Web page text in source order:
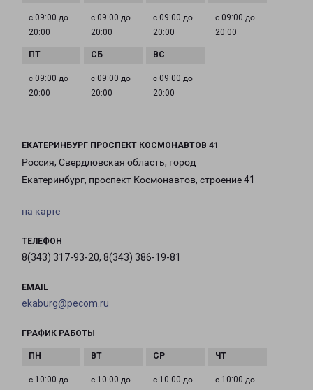
с 09:00 до
20:00
с 09:00 до
20:00
с 09:00 до
20:00
с 09:00 до
20:00
с 09:00 до
20:00
с 09:00 до
20:00
с 09:00 до
20:00
ЕКАТЕРИНБУРГ ПРОСПЕКТ КОСМОНАВТОВ 41
Россия, Свердловская область, город
Екатеринбург, проспект Космонавтов, строение 41
на карте
ТЕЛЕФОН
8(343) 317-93-20, 8(343) 386-19-81
EMAIL
ekaburg@pecom.ru
ГРАФИК РАБОТЫ
с 10:00 до
с 10:00 до
с 10:00 до
с 10:00 до